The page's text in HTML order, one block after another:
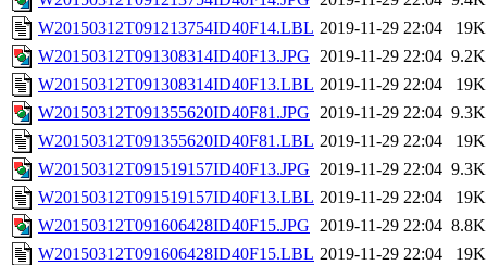
W20150312T091213754ID40F14.LBL 2019-11-29 22:04
19K
W20150312T091308314ID40F13.JPG 2019-11-29 22:04 9.2K
W20150312T091308314ID40F13.LBL 2019-11-29 22:04
19K
W20150312T091355620ID40F81.JPG 2019-11-29 22:04 9.3K
W20150312T091355620ID40F81.LBL 2019-11-29 22:04
19K
W20150312T091519157ID40F13.JPG 2019-11-29 22:04 9.3K
W20150312T091519157ID40F13.LBL 2019-11-29 22:04
19K
W20150312T091606428ID40F15.JPG 2019-11-29 22:04 8.8K
W20150312T091606428ID40F15.LBL 2019-11-29 22:04
19K